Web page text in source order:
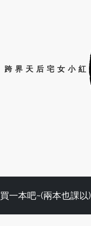
跨界天后宅女小紅
買一本吧~(兩本也課以)